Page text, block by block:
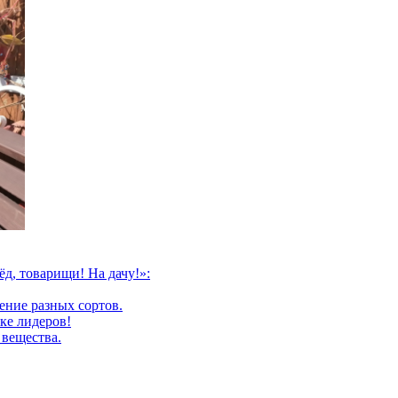
товарищи! На дачу!»:
разных сортов.
лидеров!